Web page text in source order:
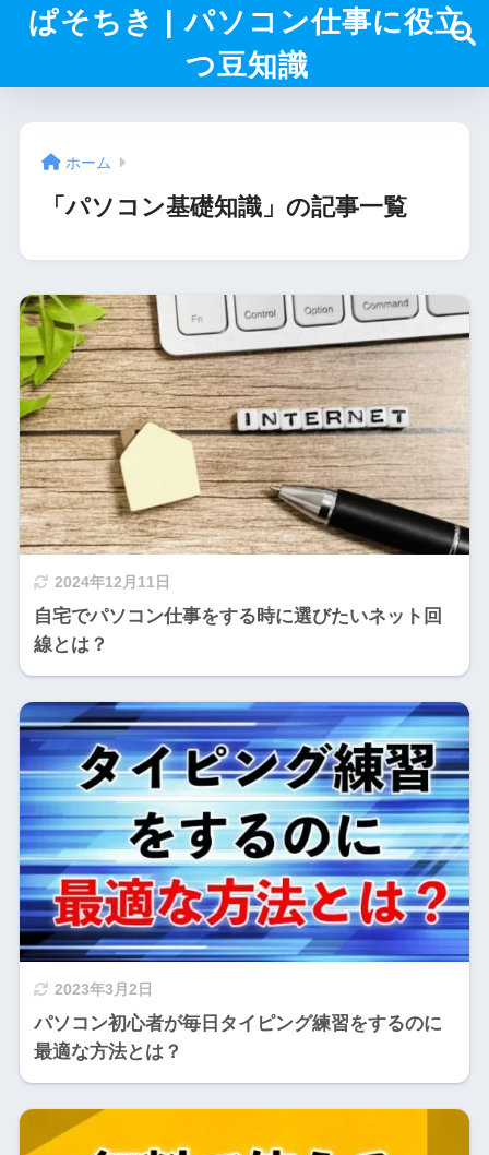
ぱそちき | パソコン仕事に役立
つ豆知識
ホーム
「パソコン基礎知識」の記事一覧
2024年12月11日
自宅でパソコン仕事をする時に選びたいネット回
線とは？
2023年3月2日
パソコン初心者が毎日タイピング練習をするのに
最適な方法とは？